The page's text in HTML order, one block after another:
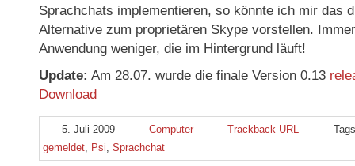
Sprachchats implementieren, so könnte ich mir das
Alternative zum proprietären Skype vorstellen.
Anwendung weniger, die im Hintergrund läuft!
Update: Am 28.07. wurde die finale Version 0.13
Download
5. Juli 2009 Computer Trackback URL
gemeldet, Psi, Sprachchat